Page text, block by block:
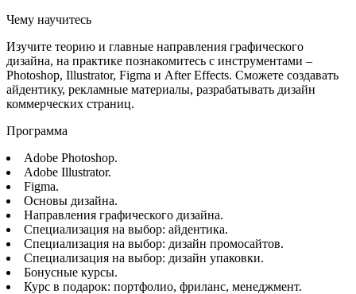
Чему научитесь
Изучите теорию и главные направления графического
дизайна, на практике познакомитесь с инструментами –
Photoshop, Illustrator, Figma и After Effects. Сможете создавать
айдентику, рекламные материалы, разрабатывать дизайн
коммерческих страниц.
Программа
Adobe Photoshop.
Adobe Illustrator.
Figma.
Основы дизайна.
Направления графического дизайна.
Специализация на выбор: айдентика.
Специализация на выбор: дизайн промосайтов.
Специализация на выбор: дизайн упаковки.
Бонусные курсы.
Курс в подарок: портфолио, фриланс, менеджмент.